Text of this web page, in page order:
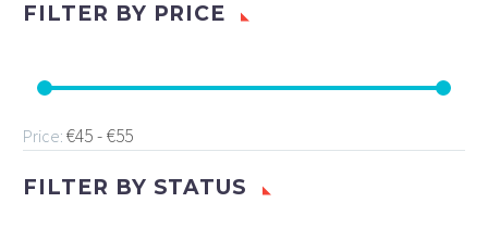
FILTER BY PRICE
Price: €45 - €55
FILTER BY STATUS